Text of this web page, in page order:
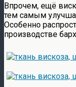
Впрочем, ещё
тем самым
Особенно
производстве